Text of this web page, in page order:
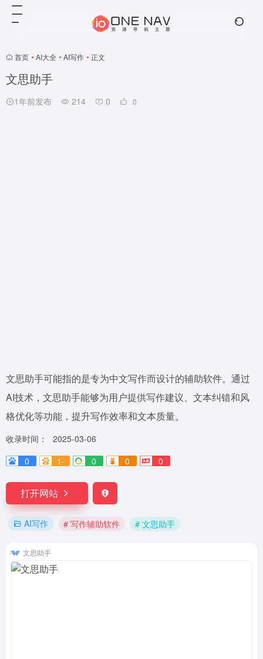
首页 • AI大全 • AI写作 • 正文
文思助手
1年前发布 214 0 0
文思助手可能指的是专为中文写作而设计的辅助软件。通过
AI技术，文思助手能够为用户提供写作建议、文本纠错和风
格优化等功能，提升写作效率和文本质量。
收录时间：
2025-03-06
0
1- 0 0 0
打开网站
AI写作 # 写作辅助软件 # 文思助手
文思助手